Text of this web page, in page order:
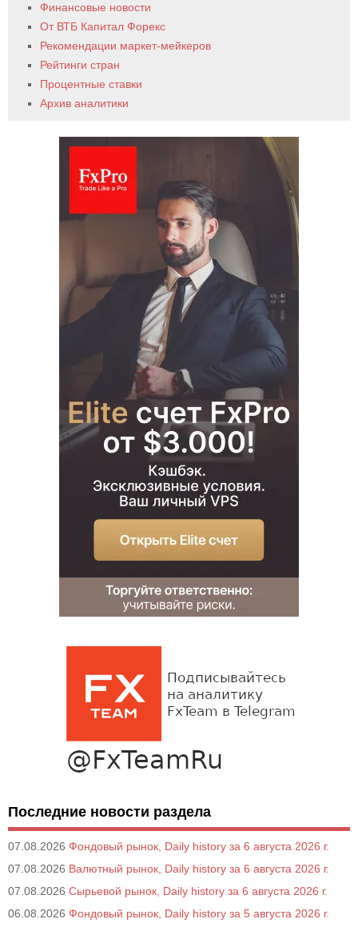
Финансовые новости
От ВТБ Капитал Форекс
Рекомендации маркет-мейкеров
Рейтинги стран
Процентные ставки
Архив аналитики
Последние новости раздела
07.08.2026 Фондовый рынок, Daily history за 6 августа 2026 г.
07.08.2026 Валютный рынок, Daily history за 6 августа 2026 г.
07.08.2026 Сырьевой рынок, Daily history за 6 августа 2026 г.
06.08.2026 Фондовый рынок, Daily history за 5 августа 2026 г.